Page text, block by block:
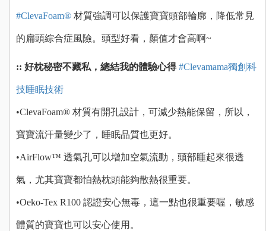
#ClevaFoam®材質強調可以保護寶寶頭部輪廓，降低常見
的扁頭綜合症風險。頭型好看，顏值才會高啊~
:: 好枕秘密不藏私，總結我的體驗心得 #Clevamama獨創科
技睡眠技術
•ClevaFoam® 材質有開孔設計，可減少熱能保留，所以，
寶寶流汗量變少了，睡眠品質也更好。
•AirFlow™ 透氣孔可以增加空氣流動，頭部睡起來很透
氣，尤其寶寶都怕熱枕頭能夠散熱很重要。
•Oeko-Tex R100 認證安心無毒，這一點也很重要喔，敏感
體質的寶寶也可以安心使用。